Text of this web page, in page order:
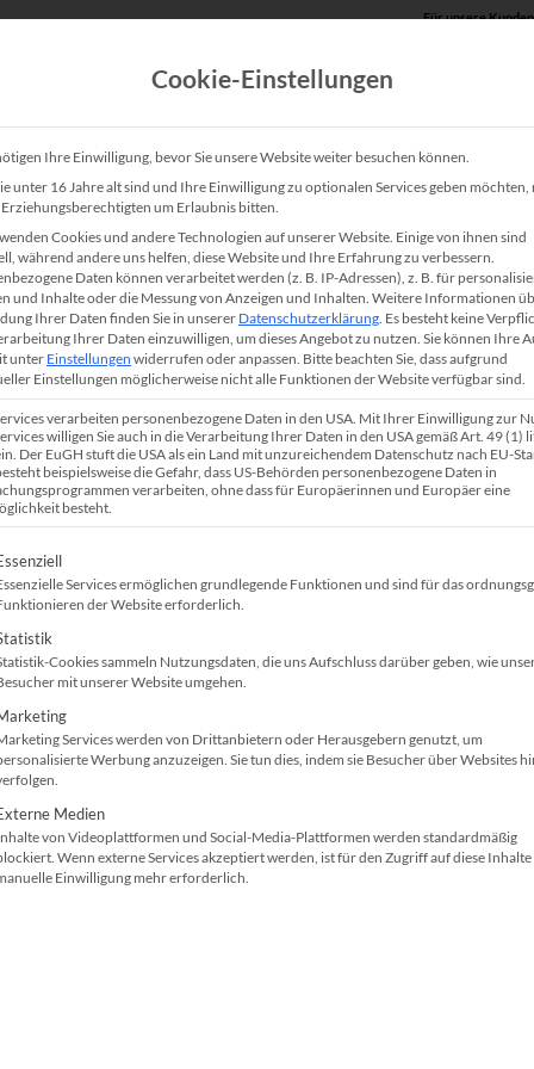
Für unsere
Produkte Unsere Lösungen
und langfristige Lösung
Poster oder technische Zeichnungen ist in vielen
doch die Anschaffung kann teuer sein. Das Leasing
zum Kauf und ermöglicht langfristig den
Branchen wie Architektur, Bauwesen,
In diesem Artikel erfahren Sie alles Wichtige über das
der Auswahl achten sollten.
Cookie-Einstellungen
Ihre Einwilligung, bevor Sie unsere Website weiter besuchen können.
unter 16 Jahre alt sind und Ihre Einwilligung zu optionalen Services geben möchten,
Erziehungsberechtigten um Erlaubnis bitten.
Cookies und andere Technologien auf unserer Website. Einige von ihnen sind
während andere uns helfen, diese Website und Ihre Erfahrung zu verbessern.
Daten können verarbeitet werden (z. B. IP-Adressen), z. B. für
und Inhalte oder die Messung von Anzeigen und Inhalten. Weitere Informationen
Ihrer Daten finden Sie in unserer Datenschutzerklärung. Es besteht keine
Ihrer Daten einzuwilligen, um dieses Angebot zu nutzen. Sie können Ihre
unterEinstellungen widerrufen oder anpassen. Bitte beachten Sie, dass aufgrund
Einstellungen möglicherweise nicht alle Funktionen der Website verfügbar sind.
verarbeiten personenbezogene Daten in den USA. Mit Ihrer Einwilligung zur
willigen Sie auch in die Verarbeitung Ihrer Daten in den USA gemäß Art. 49 (1)
Der EuGH stuft die USA als ein Land mit unzureichendem Datenschutz nach EU-
beispielsweise die Gefahr, dass US-Behörden personenbezogene Daten in
verarbeiten, ohne dass für Europäerinnen und Europäer eine
besteht.
eine Liste der Service-Gruppen, für die
Services ermöglichen grundlegende Funktionen und sind für das
der Website erforderlich.
Cookies sammeln Nutzungsdaten, die uns Aufschluss darüber geben, wie
mit unserer Website umgehen.
Services werden von Drittanbietern oder Herausgebern genutzt, um
Werbung anzuzeigen. Sie tun dies, indem sie Besucher über Websites
Medien
von Videoplattformen und Social-Media-Plattformen werden standardmäßig
Wenn externe Services akzeptiert werden, ist für den Zugriff auf diese Inhalte
Einwilligung mehr erforderlich.